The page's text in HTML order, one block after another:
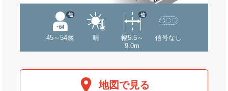
45～54歳
他
晴
幅5.5～
9.0m
他
信号なし
地図で見る